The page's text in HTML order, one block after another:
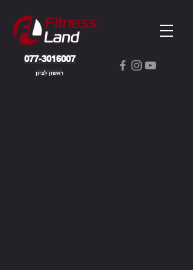
077-3016007
ראשון לציון